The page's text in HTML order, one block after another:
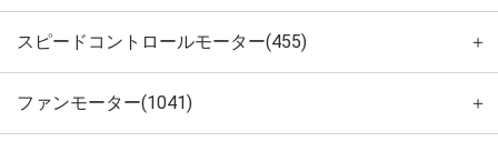
スピードコントロールモーター(455) ＋
ファンモーター(1041) ＋